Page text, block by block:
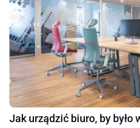
Jak urządzić biuro, by było